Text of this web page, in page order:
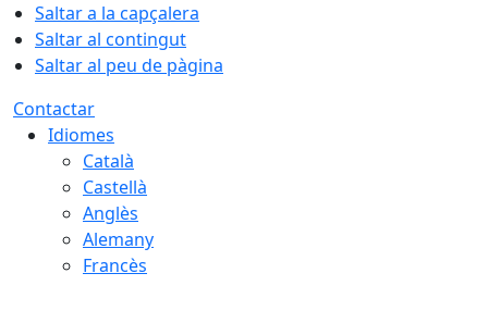
Saltar a la capçalera
Saltar al contingut
Saltar al peu de pàgina
Contactar
Idiomes
Català
Castellà
Anglès
Alemany
Francès